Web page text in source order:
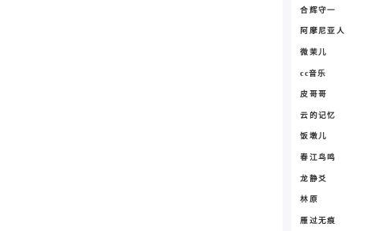
合辉守一
阿摩尼亚人
微茉儿
cc音乐
皮哥哥
云的记忆
饭墩儿
春江鸟鸣
龙静爻
林原
雁过无痕